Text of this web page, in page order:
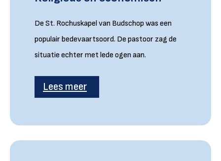
De St. Rochuskapel van Budschop was een
populair bedevaartsoord. De pastoor zag de
situatie echter met lede ogen aan.
Lees meer